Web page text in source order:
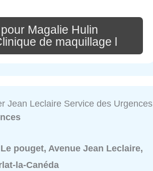
Magalie Hulin
de maquillage l
Jean Leclaire Service des Urgences
Le pouget, Avenue Jean Leclaire,
la-Canéda